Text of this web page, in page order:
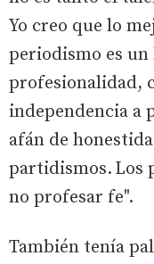
Yo creo que lo
periodismo es
profesionalidad,
independencia a
afán de
partidismos. Los
no profesar fe".
También tenía